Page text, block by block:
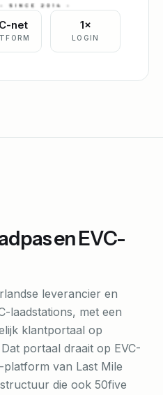
net 1×
LOGIN
en EVC-
leverancier en
laadstations, met een
klantportaal op
portaal draait op EVC-
van Last Mile
die ook 50five